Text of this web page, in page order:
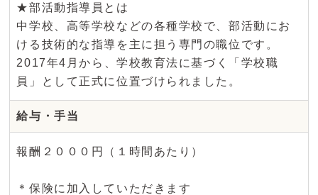
★部活動指導員とは
中学校、高等学校などの各種学校で、部活動にお
ける技術的な指導を主に担う専門の職位です。
2017年4月から、学校教育法に基づく「学校職
員」として正式に位置づけられました。
給与・手当
報酬２０００円（１時間あたり）
＊保険に加入していただきます